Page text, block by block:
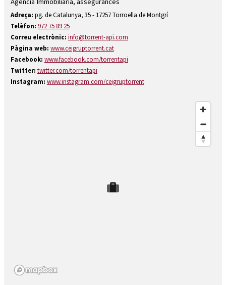
Diapositiva 1 de 1
Adreça: pg. de Catalunya, 35 - 17257 Torroella de Montgrí
Telèfon: 972 75 89 25
Correu electrònic: info@torrent-api.com
Pàgina web: www.ceigruptorrent.cat
Facebook: www.facebook.com/torrentapi
Twitter: twitter.com/torrentapi
Instagram: www.instagram.com/ceigruptorrent